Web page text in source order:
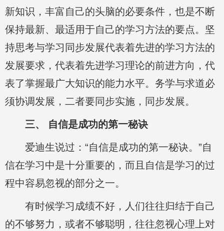
新知识，丰富自己的头脑的必要条件，也是不断
保持最新、最适用于自己的学习方法的要点。坚
持思考与学习同步发展代表着先进的学习方法的
发展要求，代表着先进学习理论的前进方向，代
表了掌握最广大知识的能力水平。务学与求道必
须协调发展，二者要同步实施，同步发展。
三、 自信是成功的第一秘诀
爱迪生说过：“自信是成功的第一秘诀。”自
信在学习中是十分重要的，而且自信是学习的过
程中容易忽视的部分之一。
有时候学习成绩不好，人们往往归结于自己
的不够努力，或者不够聪明，往往忽视心理上对